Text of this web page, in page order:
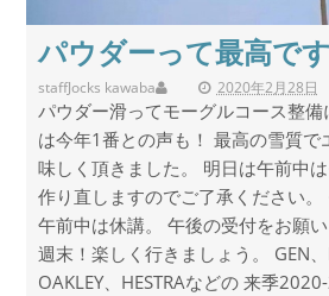
パウダーって最高です
staff 2020年2月28日
Jocks kawaba
パウダー滑ってモーグルコース整
は今年1番との声も！ 最高の雪質で
味しく頂きました。 明日は午前中
作り直しますのでご了承ください
午前中は休講。 午後の受付をお願
週末！楽しく行きましょう。 GEN、
OAKLEY、HESTRAなどの 来季